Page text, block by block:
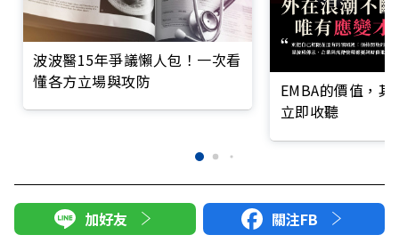
波波醫15年爭議懶人包！一次看
懂各方立場與攻防
EMBA的價值，
立即收聽
加好友 關注FB